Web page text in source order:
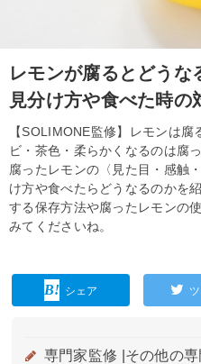
レモンが腐るとどうな
見分け方や食べた時の
【SOLIMONE監修】レモンは
ビ・茶色・柔らかくなるのは腐
腐ったレモンの〈見た目・感触
け方や食べたらどうなるのかを
する保存方法や腐ったレモンの
みてくださいね。
シェア
専門家監修 | その他の